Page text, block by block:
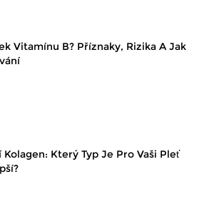
Vitamínu B? Příznaky, Rizika A Jak
Který Typ Je Pro Vaši Pleť